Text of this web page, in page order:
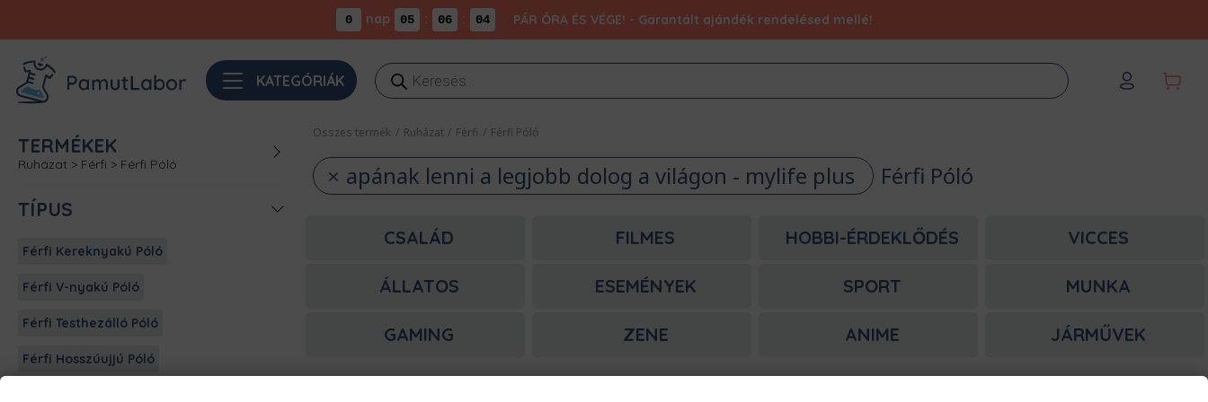
0 nap 05 : 06 : 04 PÁR ÓRA ÉS VÉGE! - Garantált ajándék rendelésed mellé!
KATEGÓRIÁK
Products
search
TERMÉKEK
Ruházat > Férfi > Férfi Póló
TÍPUS
Férfi Kereknyakú Póló
Férfi V-nyakú Póló
Férfi Testhezálló Póló
Férfi Hosszúujjú Póló
Összes termék / Ruházat / Férfi / Férfi Póló
apának lenni a legjobb dolog a világon - mylife plus Férfi Póló
CSALÁD FILMES HOBBI-ÉRDEKLŐDÉS VICCES
ÁLLATOS ESEMÉNYEK SPORT MUNKA
GAMING ZENE ANIME JÁRMŰVEK